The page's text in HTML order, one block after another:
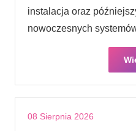
instalacja oraz
nowoczesnych
08 Sierpnia 2026